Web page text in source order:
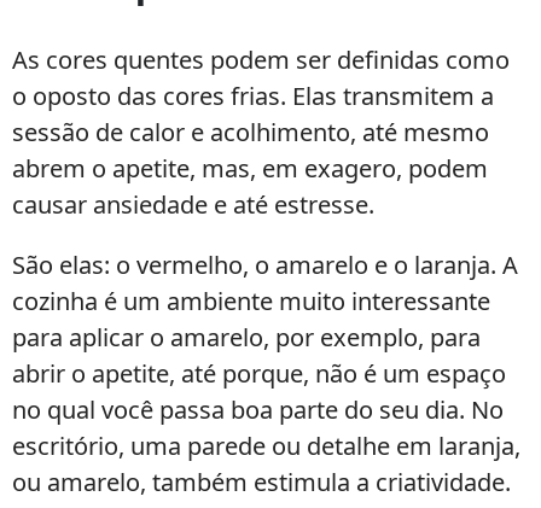
As cores quentes podem ser definidas como
o oposto das cores frias. Elas transmitem a
sessão de calor e acolhimento, até mesmo
abrem o apetite, mas, em exagero, podem
causar ansiedade e até estresse.
São elas: o vermelho, o amarelo e o laranja. A
cozinha é um ambiente muito interessante
para aplicar o amarelo, por exemplo, para
abrir o apetite, até porque, não é um espaço
no qual você passa boa parte do seu dia. No
escritório, uma parede ou detalhe em laranja,
ou amarelo, também estimula a criatividade.